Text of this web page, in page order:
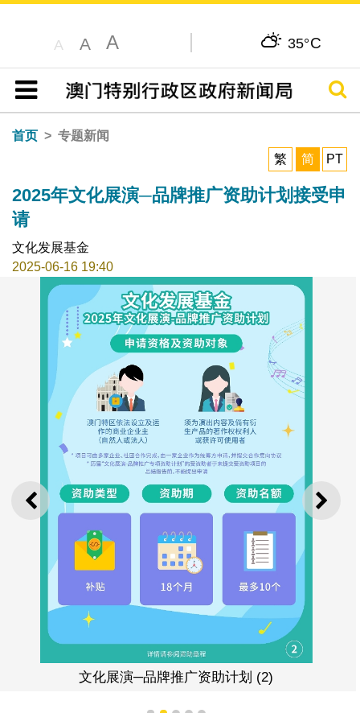
A A A 35°C
目录
搜寻
首页
专题新闻
繁
简 PT
2025年文化展演─品牌推广资助计划接受申
请
文化发展基金
2025-06-16 19:40
上一则 下一
文化展演─品牌推广资助计划 (2)